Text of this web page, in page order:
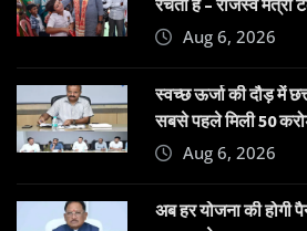
रचती है – राजस्व मंत्री
Aug 6, 2026
स्वच्छ ऊर्जा की दौड़ में
सबसे पहले मिली 50
Aug 6, 2026
अब हर योजना की होगी